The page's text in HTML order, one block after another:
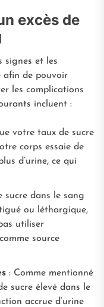
excès de
signes et les
afin de pouvoir
les complications
incluent :
votre taux de sucre
corps essaie de
d’urine, ce qui
sucre dans le sang
ou léthargique,
utiliser
source
: Comme mentionné
sucre élevé dans le
accrue d’urine